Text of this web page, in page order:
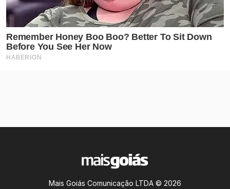
Mais Goiás Comunicação LTDA © 2026